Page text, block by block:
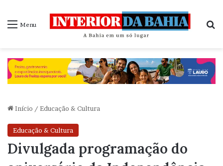
Menu
Início / Educação & Cultura
Educação & Cultura
Divulgada programação do